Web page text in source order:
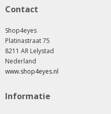
Contact
Shop4eyes
Platinastraat 75
8211 AR Lelystad
Nederland
www.shop4eyes.nl
Informatie